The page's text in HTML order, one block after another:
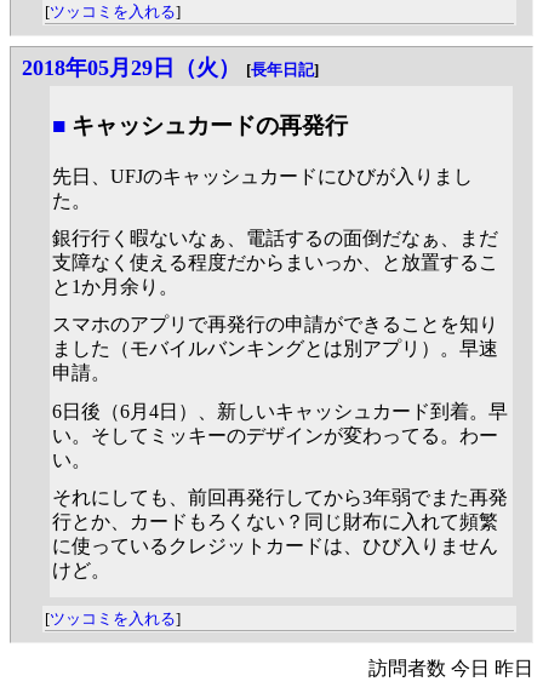
[ツッコミを入れる]
2018年05月29日（火） [長年日記]
■ キャッシュカードの再発行
先日、UFJのキャッシュカードにひびが入りまし
た。
銀行行く暇ないなぁ、電話するの面倒だなぁ、まだ
支障なく使える程度だからまいっか、と放置するこ
と1か月余り。
スマホのアプリで再発行の申請ができることを知り
ました（モバイルバンキングとは別アプリ）。早速
申請。
6日後（6月4日）、新しいキャッシュカード到着。早
い。そしてミッキーのデザインが変わってる。わー
い。
それにしても、前回再発行してから3年弱でまた再発
行とか、カードもろくない？同じ財布に入れて頻繁
に使っているクレジットカードは、ひび入りません
けど。
[ツッコミを入れる]
訪問者数 今日 昨日